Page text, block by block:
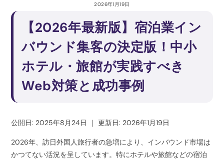
2026年1月19日
【2026年最新版】宿泊業イン
バウンド集客の決定版！中小
ホテル・旅館が実践すべき
Web対策と成功事例
公開日: 2025年8月24日 ｜更新日: 2026年1月19日
2026年、訪日外国人旅行者の急増により、インバウンド市場は
かつてない活況を呈しています。特にホテルや旅館などの宿泊